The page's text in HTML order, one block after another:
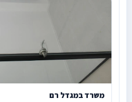
משרד במגדל רם